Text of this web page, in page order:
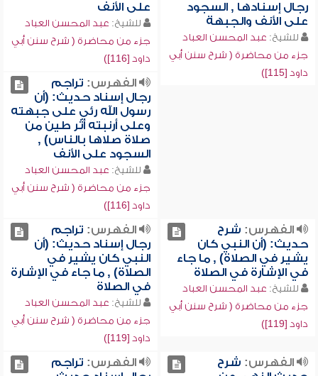
رجال إسنادها , السجود
على الأنف والجبهة
للشيخ: عبد المحسن العباد
جزء من محاضرة ( شرح سنن أبي
داود [115])
على الأنف
للشيخ: عبد المحسن العباد
جزء من محاضرة ( شرح سنن أبي
داود [116])
الفهرس: تراجم
رجال إسناد حديث: (أن
رسول الله رئي على جبهته
وعلى أرنبته أثر طين من
صلاة صلاها بالناس) ,
السجود على الأنف
للشيخ: عبد المحسن العباد
جزء من محاضرة ( شرح سنن أبي
داود [116])
الفهرس: شرح
حديث: (أن النبي كان
يشير في الصلاة) , ما جاء
في الإشارة في الصلاة
للشيخ: عبد المحسن العباد
جزء من محاضرة ( شرح سنن أبي
داود [119])
الفهرس: تراجم
رجال إسناد حديث: (أن
النبي كان يشير في
الصلاة) , ما جاء في الإشارة
في الصلاة
للشيخ: عبد المحسن العباد
جزء من محاضرة ( شرح سنن أبي
داود [119])
الفهرس: شرح
الفهرس: تراجم